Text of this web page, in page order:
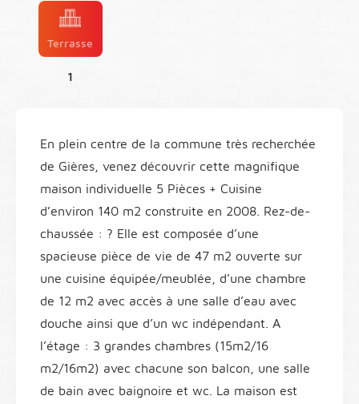
Terrasse
1
En plein centre de la commune très recherchée
de Gières, venez découvrir cette magnifique
maison individuelle 5 Pièces + Cuisine
d’environ 140 m2 construite en 2008. Rez-de-
chaussée : ? Elle est composée d’une
spacieuse pièce de vie de 47 m2 ouverte sur
une cuisine équipée/meublée, d’une chambre
de 12 m2 avec accès à une salle d’eau avec
douche ainsi que d’un wc indépendant. A
l’étage : 3 grandes chambres (15m2/16
m2/16m2) avec chacune son balcon, une salle
de bain avec baignoire et wc. La maison est